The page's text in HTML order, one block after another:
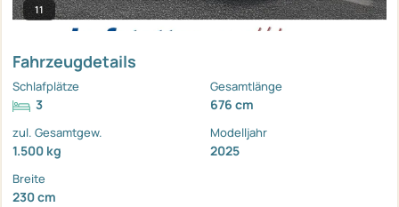
11
Fahrzeugdetails
Schlafplätze
3
Gesamtlänge
676 cm
zul. Gesamtgew.
1.500 kg
Modelljahr
2025
Breite
230 cm